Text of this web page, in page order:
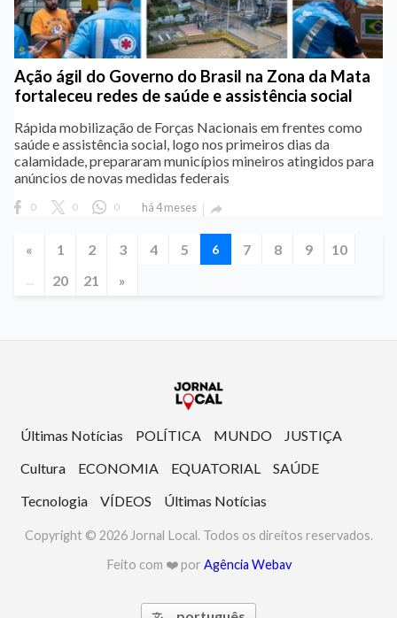
Ação ágil do Governo do Brasil na Zona da Mata
fortaleceu redes de saúde e assistência social
Rápida mobilização de Forças Nacionais em frentes como
saúde e assistência social, logo nos primeiros dias da
calamidade, prepararam municípios mineiros atingidos para
anúncios de novas medidas federais
0 0 0 há 4 meses 
« 1 2 3 4 5 6 7 8 9 10
... 20 21 »
Últimas Notícias POLÍTICA MUNDO
JUSTIÇA
Cultura
ECONOMIA EQUATORIAL
SAÚDE
Tecnologia
VÍDEOS Últimas Notícias
Copyright © 2026 Jornal Local. Todos os direitos reservados.
Feito com ❤️ por Agência Webav